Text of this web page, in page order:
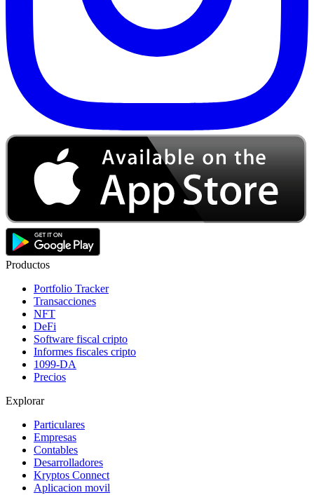
Productos
Portfolio Tracker
Transacciones
NFT
DeFi
Software fiscal cripto
Informes fiscales cripto
1099-DA
Precios
Explorar
Particulares
Empresas
Contables
Desarrolladores
Kryptos Connect
Aplicacion movil